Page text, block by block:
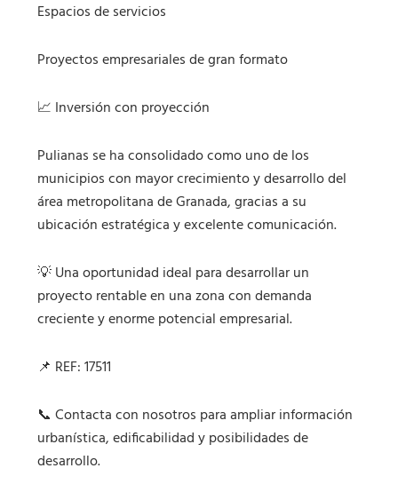
Espacios de servicios
Proyectos empresariales de gran formato
📈 Inversión con proyección
Pulianas se ha consolidado como uno de los
municipios con mayor crecimiento y desarrollo del
área metropolitana de Granada, gracias a su
ubicación estratégica y excelente comunicación.
💡 Una oportunidad ideal para desarrollar un
proyecto rentable en una zona con demanda
creciente y enorme potencial empresarial.
📌 REF: 17511
📞 Contacta con nosotros para ampliar información
urbanística, edificabilidad y posibilidades de
desarrollo.